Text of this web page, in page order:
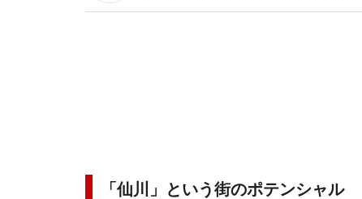
「仙川」という街のポテンシャル